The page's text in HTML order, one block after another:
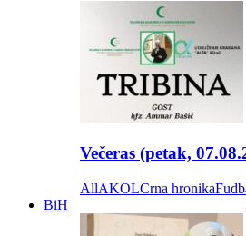
Večeras (petak,
AllAKOLCrna hronika
BiH